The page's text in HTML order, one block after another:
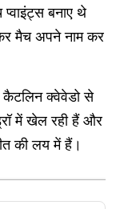
बनाए थे
मैच अपने नाम कर
कैटलिन क्वेवेडो से
में खेल रही हैं और
की लय में हैं।